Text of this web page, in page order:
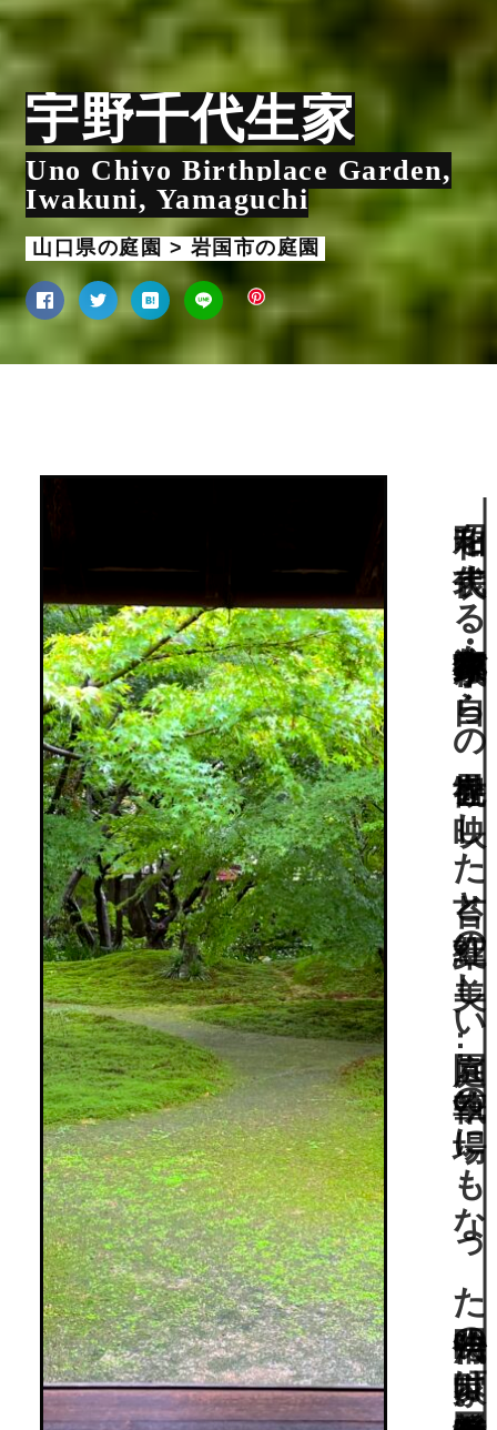
宇野千代生家
Uno Chiyo Birthplace Garden,
Iwakuni, Yamaguchi
山口県の庭園 > 岩国市の庭園
昭和を代表する女流作家・宇野千代が自らの世界観を映した苔と紅葉の美しい庭園…執筆の場にもなった明治時代の町家は国登録有形文化財。